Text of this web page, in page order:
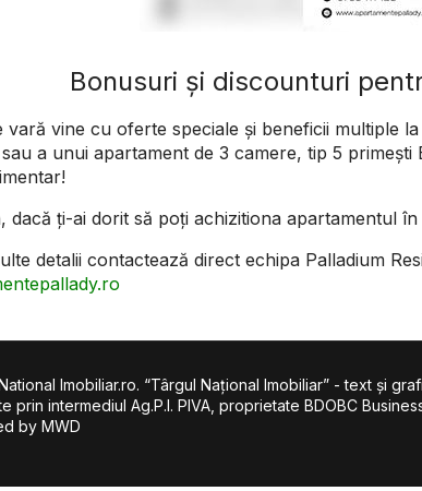
Bonusuri și discounturi
vară vine cu oferte speciale și beneficii multiple
a unui apartament de 3 camere, tip 5
dacă ți-ai dorit să poți achizitiona apartamentul
detalii contactează direct echipa Palladium
Imobiliar.ro. “Târgul Naţional Imobiliar” - text şi
prin intermediul Ag.P.I. PIVA, proprietate BDOBC
by MWD